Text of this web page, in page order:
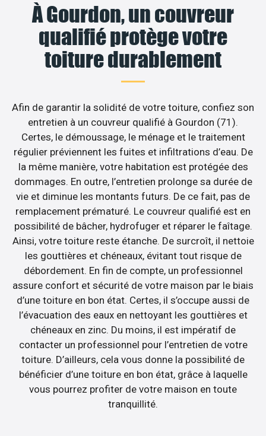
À Gourdon, un couvreur
qualifié protège votre
toiture durablement
Afin de garantir la solidité de votre toiture, confiez son
entretien à un couvreur qualifié à Gourdon (71).
Certes, le démoussage, le ménage et le traitement
régulier préviennent les fuites et infiltrations d’eau. De
la même manière, votre habitation est protégée des
dommages. En outre, l’entretien prolonge sa durée de
vie et diminue les montants futurs. De ce fait, pas de
remplacement prématuré. Le couvreur qualifié est en
possibilité de bâcher, hydrofuger et réparer le faîtage.
Ainsi, votre toiture reste étanche. De surcroît, il nettoie
les gouttières et chéneaux, évitant tout risque de
débordement. En fin de compte, un professionnel
assure confort et sécurité de votre maison par le biais
d’une toiture en bon état. Certes, il s’occupe aussi de
l’évacuation des eaux en nettoyant les gouttières et
chéneaux en zinc. Du moins, il est impératif de
contacter un professionnel pour l’entretien de votre
toiture. D’ailleurs, cela vous donne la possibilité de
bénéficier d’une toiture en bon état, grâce à laquelle
vous pourrez profiter de votre maison en toute
tranquillité.